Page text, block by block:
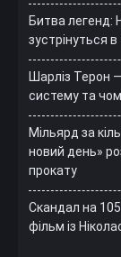
Битва легенд:
зустрінуться в
Шарліз Терон
систему та
Мільярд за
новий день»
прокату
Скандал на 105
фільм із